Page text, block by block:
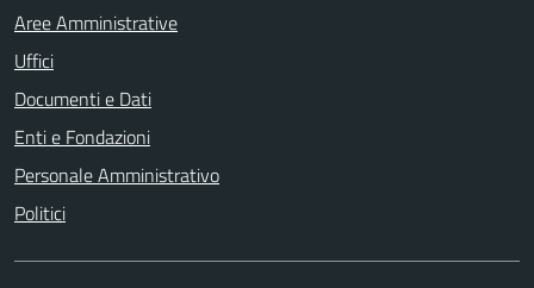
Aree Amministrative
Uffici
Documenti e Dati
Enti e Fondazioni
Personale Amministrativo
Politici